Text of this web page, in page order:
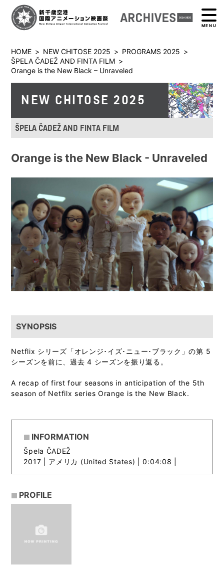
MENU
HOME > NEW CHITOSE 2025 > PROGRAMS 2025 >
ŠPELA ČADEŽ AND FINTA FILM >
Orange is the New Black – Unraveled
NEW CHITOSE 2025
ŠPELA ČADEŽ AND FINTA FILM
Orange is the New Black - Unraveled
SYNOPSIS
Netflix シリーズ「オレンジ･イズ･ニュー･ブラック」の第 5
シーズンを前に、過去 4 シーズンを振り返る。
A recap of first four seasons in anticipation of the 5th
season of Netfilx series Orange is the New Black.
INFORMATION
Špela ČADEŽ
2017 | アメリカ (United States) | 0:04:08 |
PROFILE